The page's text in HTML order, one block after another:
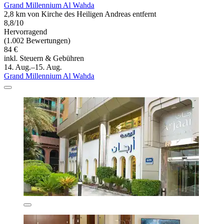
Grand Millennium Al Wahda
2,8 km von Kirche des Heiligen Andreas entfernt
8,8/10
Hervorragend
(1.002 Bewertungen)
84 €
inkl. Steuern & Gebühren
14. Aug.–15. Aug.
Grand Millennium Al Wahda